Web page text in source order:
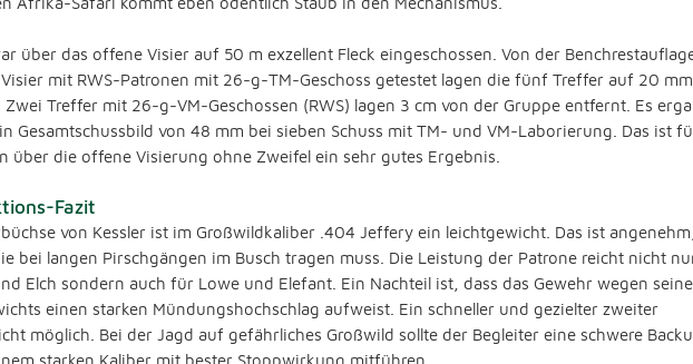
über das offene Visier auf 50 m exzellent Fleck eingeschossen. Von der
mit RWS-Patronen mit 26-g-TM-Geschoss getestet lagen die fünf Treffer auf 20 mm
Zwei Treffer mit 26-g-VM-Geschossen (RWS) lagen 3 cm von der Gruppe entfernt. Es
Gesamtschussbild von 48 mm bei sieben Schuss mit TM- und VM-Laborierung. Das ist
über die offene Visierung ohne Zweifel ein sehr gutes Ergebnis.
Fazit
von Kessler ist im Großwildkaliber .404 Jeffery ein leichtgewicht. Das ist angenehm,
bei langen Pirschgängen im Busch tragen muss. Die Leistung der Patrone reicht nicht
Elch sondern auch für Lowe und Elefant. Ein Nachteil ist, dass das Gewehr wegen
einen starken Mündungshochschlag aufweist. Ein schneller und gezielter zweiter
möglich. Bei der Jagd auf gefährliches Großwild sollte der Begleiter eine schwere
starken Kaliber mit bester Stoppwirkung mitführen.